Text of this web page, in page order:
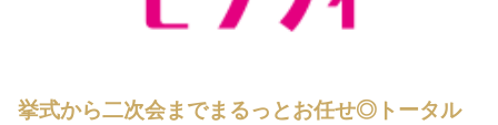
挙式から二次会までまるっとお任せ◎トータル